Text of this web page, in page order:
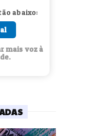
abaixo:
mais voz à